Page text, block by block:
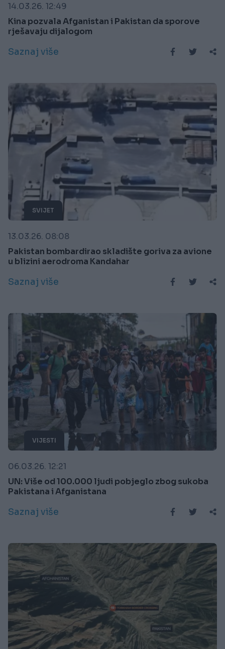
14.03.26. 12:49
Kina pozvala Afganistan i Pakistan da sporove
rješavaju dijalogom
Saznaj više
SVIJET
13.03.26. 08:08
Pakistan bombardirao skladište goriva za avione
u blizini aerodroma Kandahar
Saznaj više
VIJESTI
06.03.26. 12:21
UN: Više od 100.000 ljudi pobjeglo zbog sukoba
Pakistana i Afganistana
Saznaj više